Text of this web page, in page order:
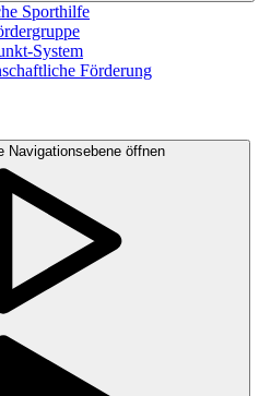
Sporthilfe
System
Förderung
Navigationsebene öffnen